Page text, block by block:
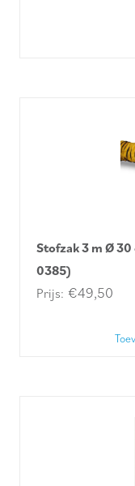
Stofzak 3 m Ø 30
0385)
€49,50